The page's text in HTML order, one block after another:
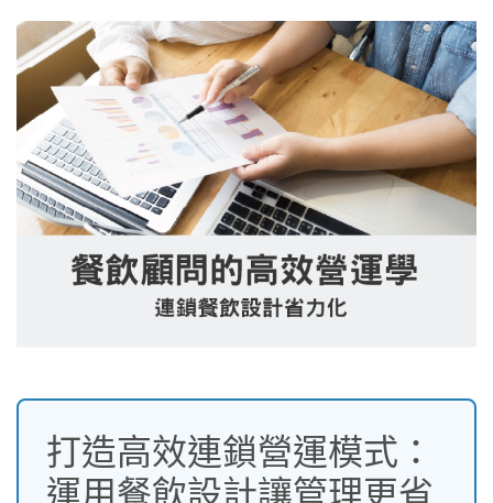
打造高效連鎖營運模式：
運用餐飲設計讓管理更省